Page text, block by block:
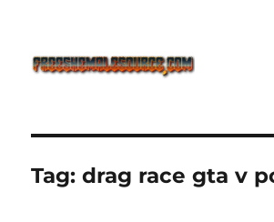
Defense Main Game
Ketagihan!
Tag:drag race gta v